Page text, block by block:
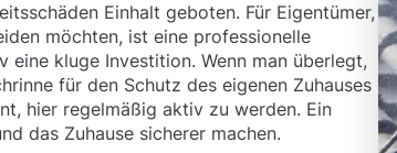
Einhalt geboten. Für Eigentümer,
möchten, ist eine professionelle
eine kluge Investition. Wenn man überlegt,
für den Schutz des eigenen Zuhauses
hier regelmäßig aktiv zu werden. Ein
das Zuhause sicherer machen.